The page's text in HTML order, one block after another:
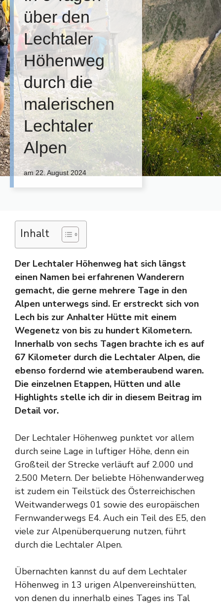
über den
Lechtaler
Höhenweg
durch die
malerischen
Lechtaler
Alpen
am 22. August 2024
Inhalt
Der Lechtaler Höhenweg hat sich längst
einen Namen bei erfahrenen Wanderern
gemacht, die gerne mehrere Tage in den
Alpen unterwegs sind. Er erstreckt sich von
Lech bis zur Anhalter Hütte mit einem
Wegenetz von bis zu hundert Kilometern.
Innerhalb von sechs Tagen brachte ich es auf
67 Kilometer durch die Lechtaler Alpen, die
ebenso fordernd wie atemberaubend waren.
Die einzelnen Etappen, Hütten und alle
Highlights stelle ich dir in diesem Beitrag im
Detail vor.
Der Lechtaler Höhenweg punktet vor allem
durch seine Lage in luftiger Höhe, denn ein
Großteil der Strecke verläuft auf 2.000 und
2.500 Metern. Der beliebte Höhenwanderweg
ist zudem ein Teilstück des Österreichischen
Weitwanderwegs 01 sowie des europäischen
Fernwanderwegs E4. Auch ein Teil des E5, den
viele zur Alpenüberquerung nutzen, führt
durch die Lechtaler Alpen.
Übernachten kannst du auf dem Lechtaler
Höhenweg in 13 urigen Alpenvereinshütten,
von denen du innerhalb eines Tages ins Tal